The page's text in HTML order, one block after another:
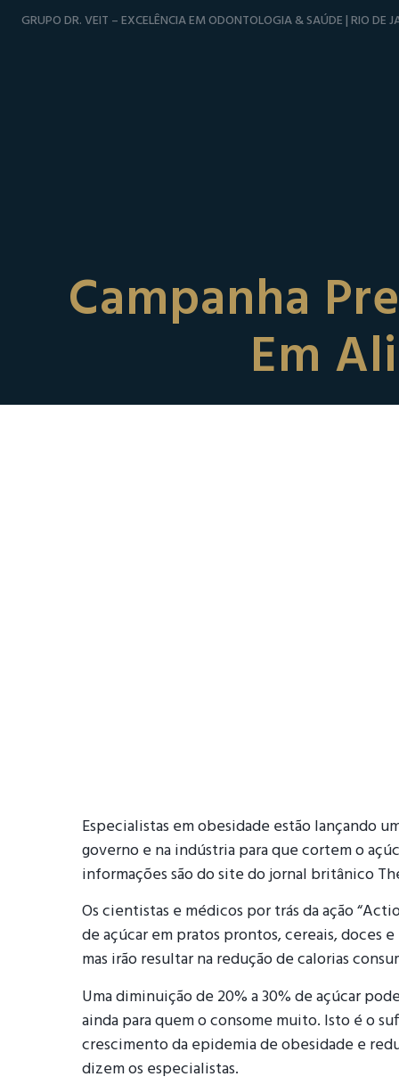
GRUPO DR. VEIT – EXCELÊNCIA EM ODONTOLOGIA & SAÚDE | RIO DE
Campanha
Em
Especialistas em obesidade estão lançando
governo e na indústria para que cortem o
informações são do site do jornal britânico
Os cientistas e médicos por trás da ação
de açúcar em pratos prontos, cereais, doces
mas irão resultar na redução de calorias
Uma diminuição de 20% a 30% de açúcar
ainda para quem o consome muito. Isto é o
crescimento da epidemia de obesidade e
dizem os especialistas.